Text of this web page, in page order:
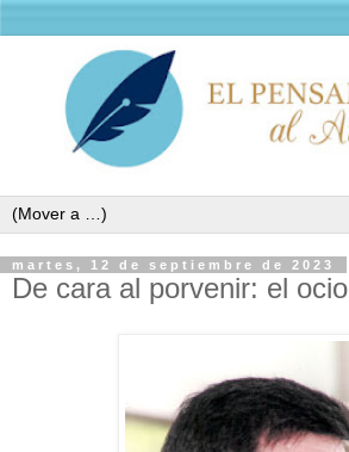
martes, 12 de septiembre de 2023
De cara al porvenir: el ocio